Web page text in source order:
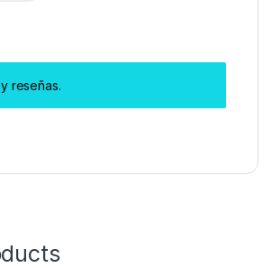
reseñas.